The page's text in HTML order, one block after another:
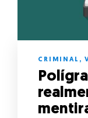
CRIMINAL ,